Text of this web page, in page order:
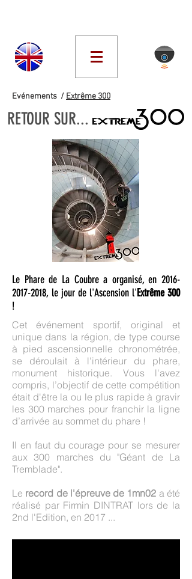
Evénements / Extrême 300
RETOUR SUR...
Le Phare de La Coubre a organisé, en 2016-
2017-2018, le jour de l'Ascension l'Extrême 300
!
Cet événement sportif, original et
unique dans la région, de type course
à pied ascensionnelle chronométrée,
se déroulait à l'intérieur du phare,
monument historique. Vous l'avez
compris, l’objectif de cette compétition
était d'être la ou le plus rapide à gravir
les 300 marches pour franchir la ligne
d’arrivée au sommet du phare !
Il en faut du courage pour se mesurer
aux 300 marches du "Géant de La
Tremblade".
Le record de l'épreuve de 1mn02 a été
réalisé par Firmin DINTRAT lors de la
2nd l'Edition, en 2017 ...